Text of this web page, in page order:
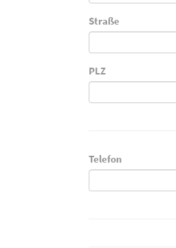
Straße
PLZ
Telefon